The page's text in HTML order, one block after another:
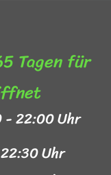
Tagen für
- 22:00 Uhr
Uhr